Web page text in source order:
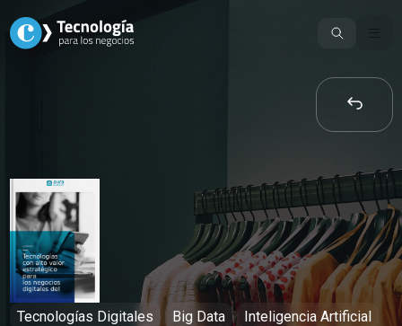
content
Tecnologías Digitales Big Data Inteligencia Artificial